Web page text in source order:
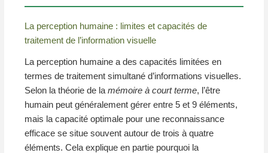
La perception humaine : limites et capacités de
traitement de l’information visuelle
La perception humaine a des capacités limitées en
termes de traitement simultané d’informations visuelles.
Selon la théorie de lamémoire à court terme, l’être
humain peut généralement gérer entre 5 et 9 éléments,
mais la capacité optimale pour une reconnaissance
efficace se situe souvent autour de trois à quatre
éléments. Cela explique en partie pourquoi la